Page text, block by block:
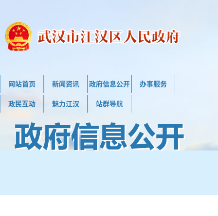
网站首页 新闻资讯 政府信息公开 办事服务
政民互动 魅力江汉 站群导航